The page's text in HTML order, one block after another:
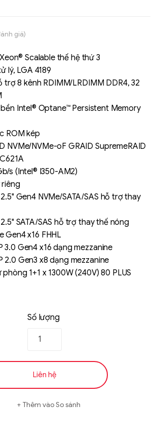
giá)
Scalable thế hệ thứ 3
lý, LGA 4189
trợ 8 kênh RDIMM/LRDIMM DDR4, 32
Intel® Optane™ Persistent Memory
ROM kép
NVMe/NVMe-oF GRAID SupremeRAID
s (Intel® I350-AM2)
riêng
Gen4 NVMe/SATA/SAS hỗ trợ thay
SATA/SAS hỗ trợ thay thế nóng
Gen4 x16 FHHL
3.0 Gen4 x16 dạng mezzanine
2.0 Gen3 x8 dạng mezzanine
1+1 x 1300W (240V) 80 PLUS
Số lượng
Liên hệ
Thêm vào So sánh